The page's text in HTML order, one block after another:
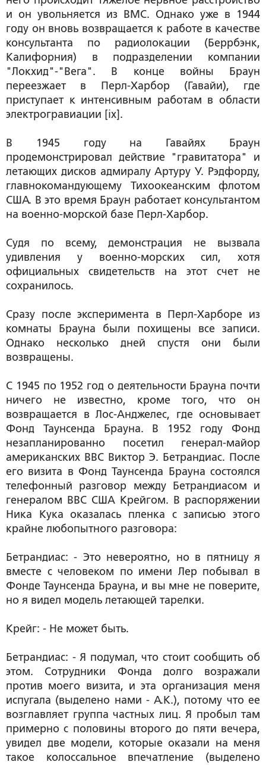
и он увольняется из ВМС. Однако уже в 1944
году он вновь возвращается к работе в качестве
консультанта по радиолокации (Беррбэнк,
Калифорния) в подразделении компании
"Локхид"-"Вега". В конце войны Браун
переезжает в Перл-Харбор (Гавайи), где
приступает к интенсивным работам в области
электрогравиации [ix].
В 1945 году на Гавайях Браун
продемонстрировал действие "гравитатора" и
летающих дисков адмиралу Артуру У. Рэдфорду,
главнокомандующему Тихоокеанским флотом
США. В это время Браун работает консультантом
на военно-морской базе Перл-Харбор.
Судя по всему, демонстрация не вызвала
удивления у военно-морских сил, хотя
официальных свидетельств на этот счет не
сохранилось.
Сразу после эксперимента в Перл-Харборе из
комнаты Брауна были похищены все записи.
Однако несколько дней спустя они были
возвращены.
С 1945 по 1952 год о деятельности Брауна почти
ничего не известно, кроме того, что он
возвращается в Лос-Анджелес, где основывает
Фонд Таунсенда Брауна. В 1952 году Фонд
незапланированно посетил генерал-майор
американских ВВС Виктор Э. Бетрандиас. После
его визита в Фонд Таунсенда Брауна состоялся
телефонный разговор между Бетрандиасом и
генералом ВВС США Крейгом. В распоряжении
Ника Кука оказалась пленка с записью этого
крайне любопытного разговора:
Бетрандиас: - Это невероятно, но в пятницу я
вместе с человеком по имени Лер побывал в
Фонде Таунсенда Брауна, и вы мне не поверите,
но я видел модель летающей тарелки.
Крейг: - Не может быть.
Бетрандиас: - Я подумал, что стоит сообщить об
этом. Сотрудники Фонда долго возражали
против моего визита, и эта организация меня
испугала (выделено нами - А.К.), потому что ее
возглавляет группа частных лиц. Я пробыл там
примерно с половины второго до пяти вечера,
увидел две модели, которые оказали на меня
такое колоссальное впечатление (выделено